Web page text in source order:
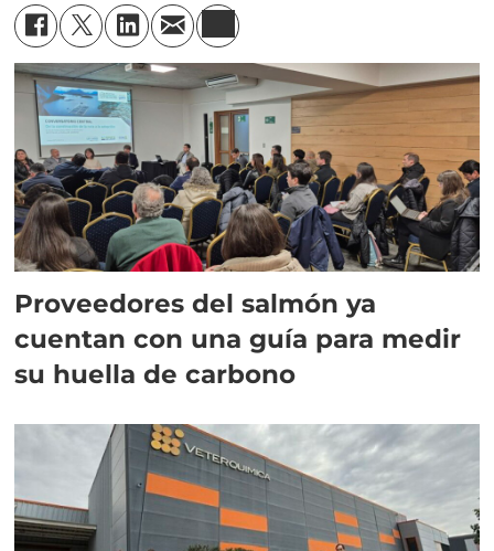
Proveedores del salmón ya
cuentan con una guía para medir
su huella de carbono